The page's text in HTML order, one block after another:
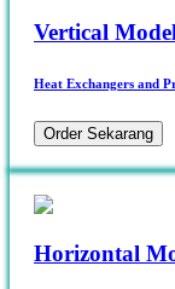
Vertical
Heat Exchangers and
Order Sekarang
Horizontal